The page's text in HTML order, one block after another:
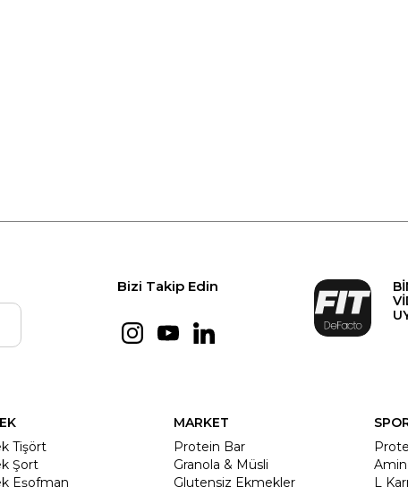
Bizi Takip Edin
Tişört
Şort
Eşofman
MARKET
Protein Bar
Granola & Müsli
Glutensiz Ekmekler
L